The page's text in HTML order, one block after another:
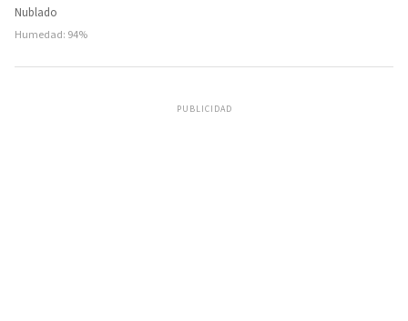
Nublado
Humedad: 94%
PUBLICIDAD